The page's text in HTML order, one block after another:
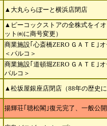
▲大丸ららぽーと横浜店閉店
▲ピーコックストアの全株式をイ
ット㈱に商号変更）
商業施設｢心斎橋ZERO ＧＡＴＥ｣
＜パルコ＞
商業施設｢道頓堀ZERO ＧＡＴＥ｣
パルコ＞
▲松坂屋銀座店閉店（88年の歴史
揚輝荘｢聴松閣｣復元完了、一般公